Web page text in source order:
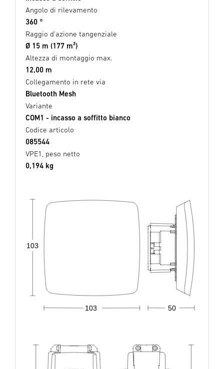
Angolo di rilevamento
360 °
Raggio d'azione tangenziale
Ø 15 m (177 m²)
Altezza di montaggio max.
12,00 m
Collegamento in rete via
Bluetooth Mesh
Variante
COM1 - incasso a soffitto bianco
Codice articolo
085544
VPE1, peso netto
0,194 kg
50
103
103